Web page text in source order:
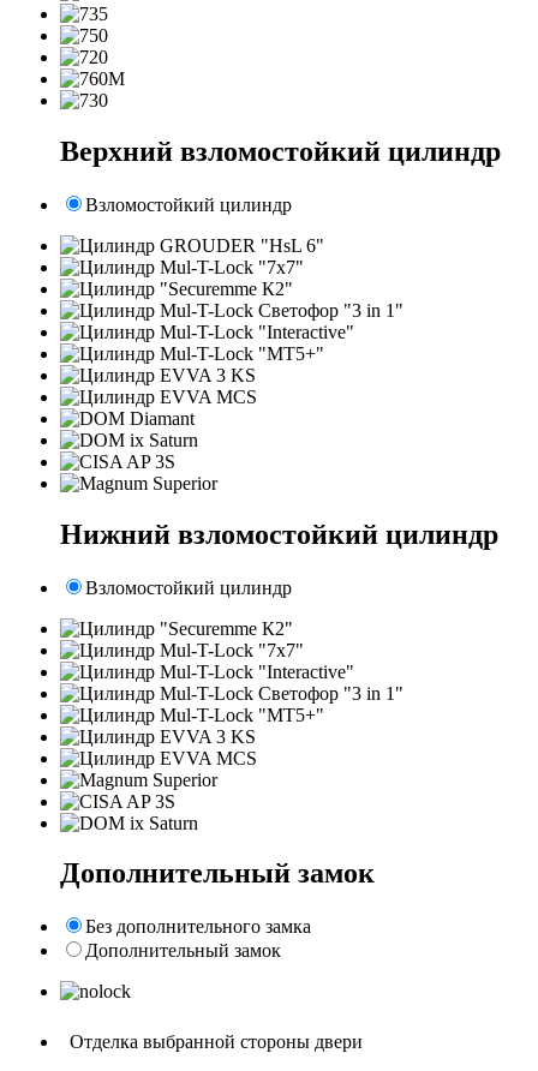
Верхний взломостойкий цилиндр
Взломостойкий цилиндр
Нижний взломостойкий цилиндр
Взломостойкий цилиндр
Дополнительный замок
Без дополнительного замка
Дополнительный замок
Отделка выбранной стороны двери